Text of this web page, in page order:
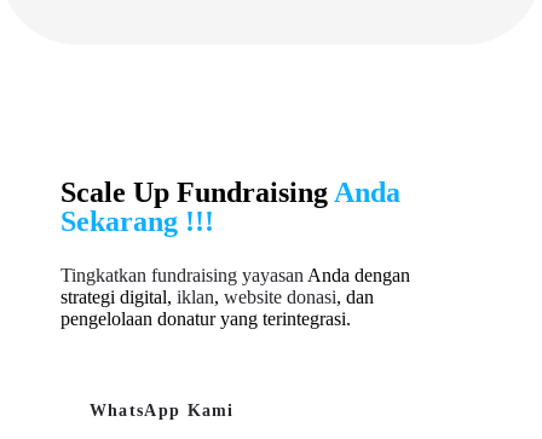
Scale Up FundraisingAnda
Sekarang !!!
Tingkatkan fundraising yayasan Anda dengan
strategi digital, iklan, website donasi, dan
pengelolaan donatur yang terintegrasi.
WhatsApp Kami